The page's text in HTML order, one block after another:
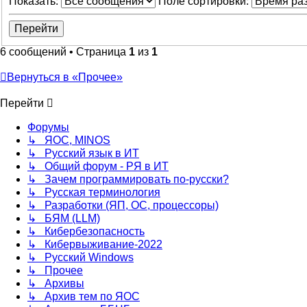
6 сообщений • Страница 1 из 1
Вернуться в «Прочее»
Перейти
Форумы
↳ ЯОС, MINOS
↳ Русский язык в ИТ
↳ Общий форум - РЯ в ИТ
↳ Зачем программировать по-русски?
↳ Русская терминология
↳ Разработки (ЯП, ОС, процессоры)
↳ БЯМ (LLM)
↳ Кибербезопасность
↳ Кибервыживание-2022
↳ Русский Windows
↳ Прочее
↳ Архивы
↳ Архив тем по ЯОС